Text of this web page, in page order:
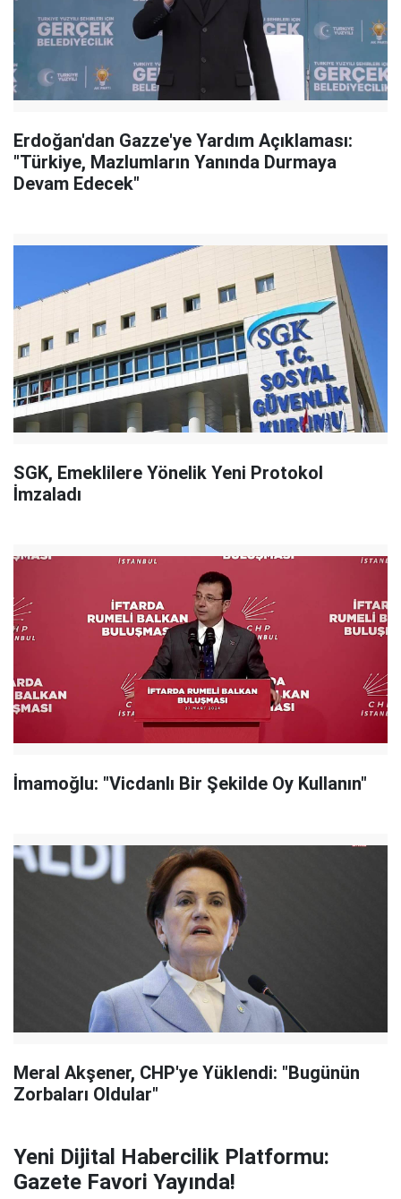
Erdoğan'dan Gazze'ye Yardım Açıklaması:
"Türkiye, Mazlumların Yanında Durmaya
Devam Edecek"
SGK, Emeklilere Yönelik Yeni Protokol
İmzaladı
İmamoğlu: "Vicdanlı Bir Şekilde Oy Kullanın"
Meral Akşener, CHP'ye Yüklendi: "Bugünün
Zorbaları Oldular"
Yeni Dijital Habercilik Platformu:
Gazete Favori Yayında!